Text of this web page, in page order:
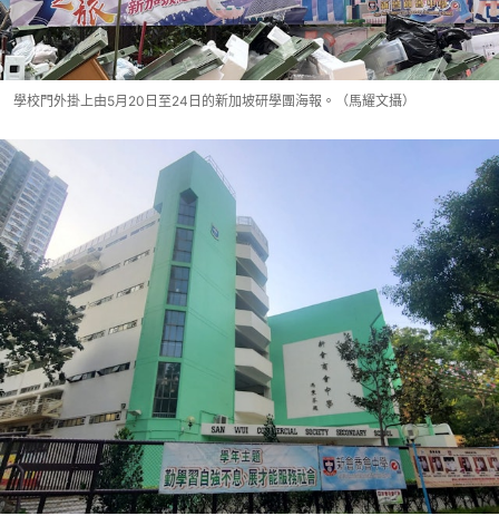
學校門外掛上由5月20日至24日的新加坡研學團海報。（馬耀文攝）